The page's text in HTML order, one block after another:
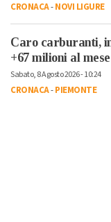
CRONACA-NOVI LIGURE
Caro carburanti,
+67 milioni al
Sabato, 8 Agosto 2026 - 10:24
CRONACA-PIEMONTE